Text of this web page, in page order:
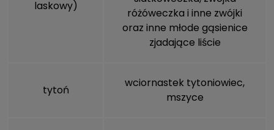
laskowy)
różóweczka i inne zwójki
oraz inne młode gąsienice
zjadające liście
tytoń
wciornastek tytoniowiec,
mszyce